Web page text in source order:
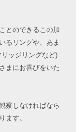
とのできるこの加
るリングや、あま
ッジリングなど)
まにお喜びをいた
察しなければなら
ます。